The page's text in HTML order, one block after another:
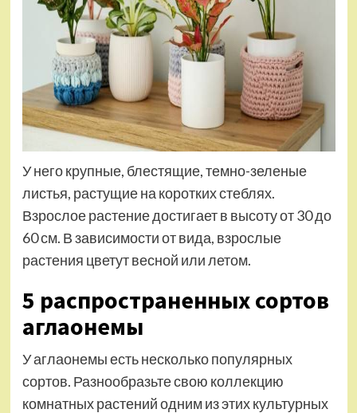
У него крупные, блестящие, темно-зеленые
листья, растущие на коротких стеблях.
Взрослое растение достигает в высоту от 30 до
60 см. В зависимости от вида, взрослые
растения цветут весной или летом.
5 распространенных сортов
аглаонемы
У аглаонемы есть несколько популярных
сортов. Разнообразьте свою коллекцию
комнатных растений одним из этих культурных